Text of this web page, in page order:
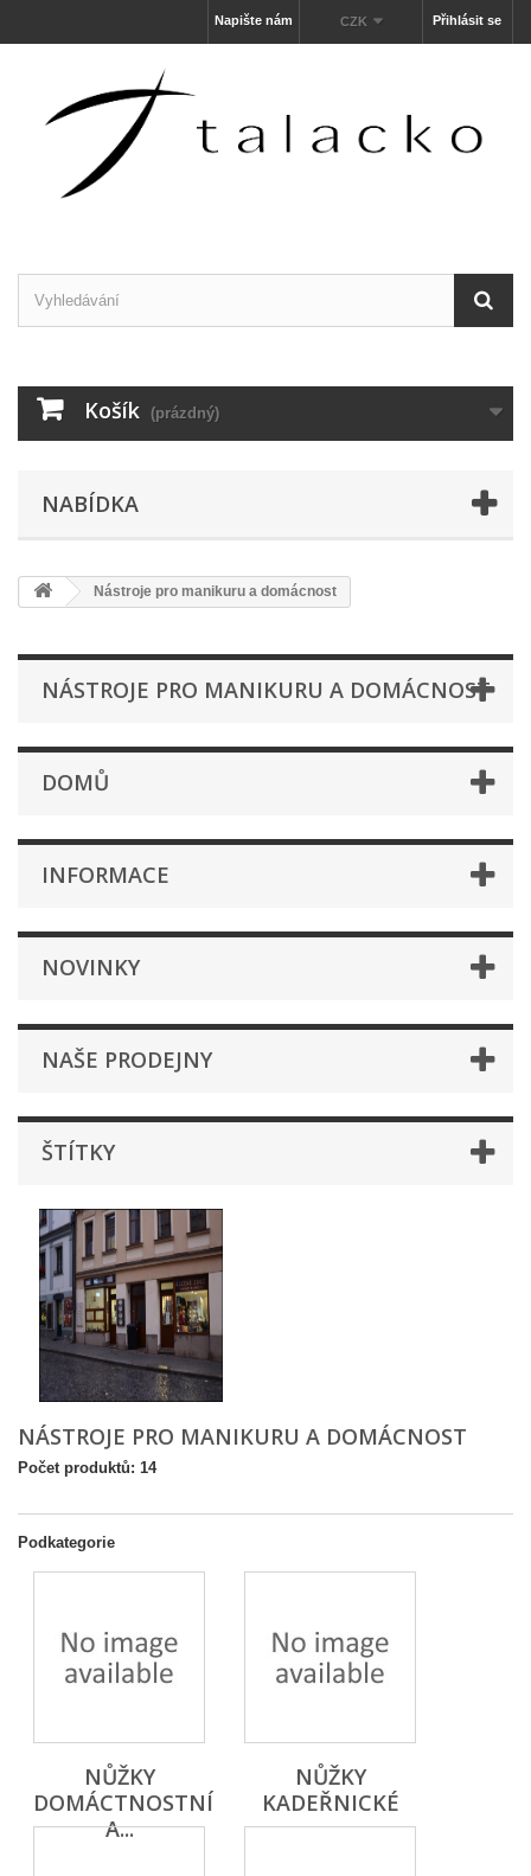
Přihlásit se
CZK
Napište nám
Košík (prázdný)
NABÍDKA
Nástroje pro manikuru a domácnost
NÁSTROJE PRO MANIKURU A DOMÁCNOST
DOMŮ
INFORMACE
NOVINKY
NAŠE PRODEJNY
ŠTÍTKY
NÁSTROJE PRO MANIKURU A DOMÁCNOST
Počet produktů: 14
Podkategorie
NŮŽKY
DOMÁCTNOSTNÍ
A...
NŮŽKY
KADEŘNICKÉ